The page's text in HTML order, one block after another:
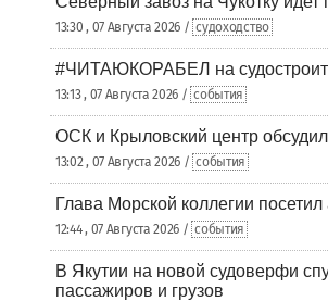
13:30 , 07 Августа 2026 / судоходство
#ЧИТАЮКОРАБЕЛ на
13:13 , 07 Августа 2026 / события
ОСК и Крыловский центр
13:02 , 07 Августа 2026 / события
Глава Морской коллегии
12:44 , 07 Августа 2026 / события
В Якутии на новой судоверфи
пассажиров и грузов